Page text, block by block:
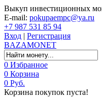
Выкуп инвестиционных
E-mail: pokupaempc@ya.ru
+7 987 531 85 94
Вход | Регистрация
BAZAMONET
0 Избранное
0 Корзина
0 Руб.
Корзина покупок пуста!